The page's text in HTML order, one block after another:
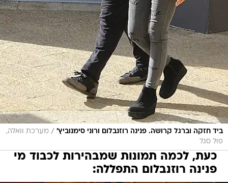
ביד חזקה וברגל קרושה. פנינה רוזנבלום ורוני סימנוביץ' / מערכת וואלה,
פול סגל
כעת, לכמה תמונות שמבהירות לכבוד מי
פנינה רוזנבלום התפללה: